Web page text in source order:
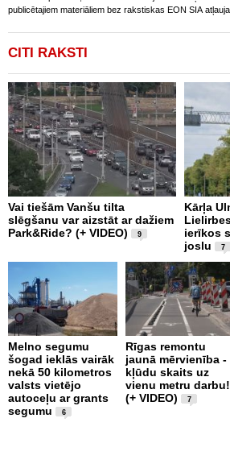
publicētajiem materiāliem bez rakstiskas EON SIA
CITI RAKSTI
Vai tiešām Vanšu tilta
slēgšanu var aizstāt ar dažiem
Park&Ride? (+ VIDEO)
9
Kārļa
ierīkos
joslu
7
Melno segumu
šogad ieklās vairāk
nekā 50 kilometros
valsts vietējo
autoceļu ar grants
segumu
6
Rīgas remontu
jaunā mērvienība -
kļūdu skaits uz
vienu metru darbu!
(+ VIDEO)
7